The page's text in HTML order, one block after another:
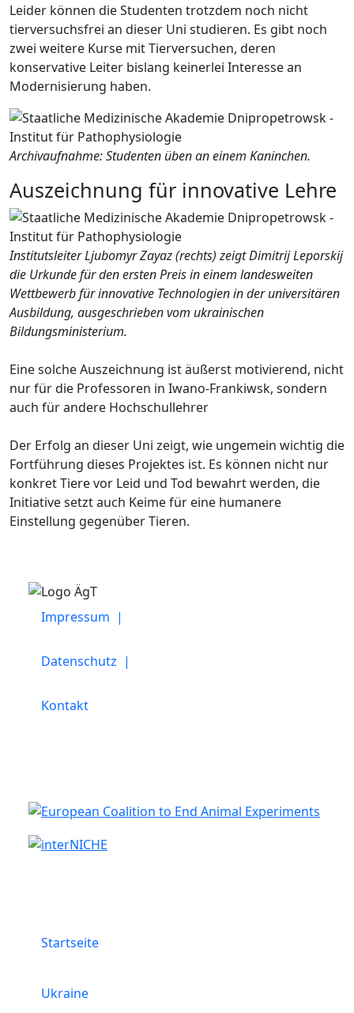
Leider können die Studenten trotzdem noch nicht
tierversuchsfrei an dieser Uni studieren. Es gibt noch
zwei weitere Kurse mit Tierversuchen, deren
konservative Leiter bislang keinerlei Interesse an
Modernisierung haben.
Archivaufnahme: Studenten üben an einem Kaninchen.
Auszeichnung für innovative Lehre
Institutsleiter Ljubomyr Zayaz (rechts) zeigt Dimitrij Leporskij
die Urkunde für den ersten Preis in einem landesweiten
Wettbewerb für innovative Technologien in der universitären
Ausbildung, ausgeschrieben vom ukrainischen
Bildungsministerium.
Eine solche Auszeichnung ist äußerst motivierend, nicht
nur für die Professoren in Iwano-Frankiwsk, sondern
auch für andere Hochschullehrer
Der Erfolg an dieser Uni zeigt, wie ungemein wichtig die
Fortführung dieses Projektes ist. Es können nicht nur
konkret Tiere vor Leid und Tod bewahrt werden, die
Initiative setzt auch Keime für eine humanere
Einstellung gegenüber Tieren.
Impressum |
Datenschutz |
Kontakt
Startseite
Ukraine